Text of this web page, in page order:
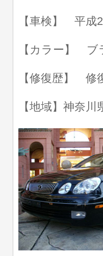
【車検】 平成
【カラー】 ブ
【修復歴】 修
【地域】神奈川